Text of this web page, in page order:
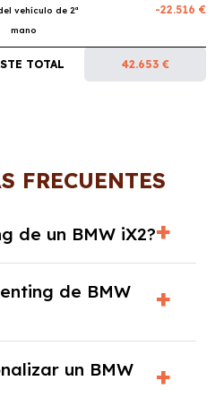
vehículo de 2ª
mano
-22.516 €
TOTAL 42.653 €
FRECUENTES
de un BMW iX2?
en el que pagas una
el uso del coche
y 5 años.
de BMW
mantenimiento,
un BMW